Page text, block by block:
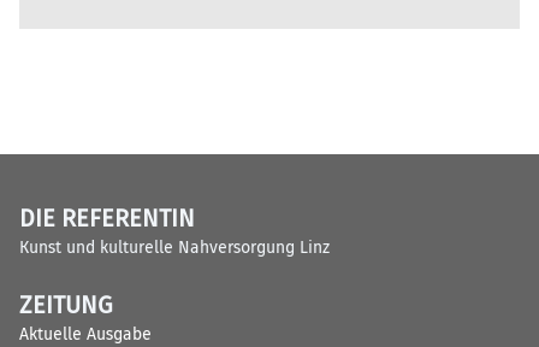
DIE REFERENTIN
Kunst und kulturelle Nahversorgung Linz
ZEITUNG
Aktuelle Ausgabe